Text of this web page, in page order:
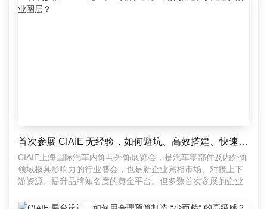
首次参展 CIAIE 无经验，如何避坑、高效搭建、快速融入行业圈层？
CIAIE上海国际汽车内饰与外饰展览会，是汽车零部件及内外饰
领域极具影响力的行业盛会，也是新企业亮相市场、对接上下
游资源、提升品牌知名度的黄金平台。但多数首次参展的企业